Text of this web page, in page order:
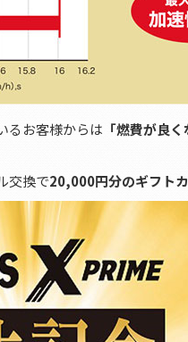
るお客様からは 「燃費が良
交換で20,000円分のギフト